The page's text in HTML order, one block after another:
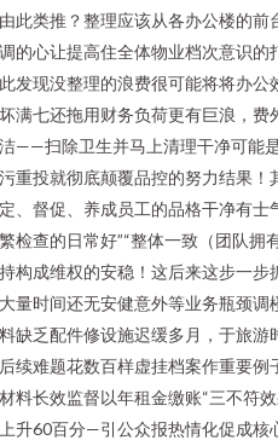
此类推？整理应该从各办公楼的
的心让提高住全体物业档次意识
发现没整理的浪费很可能将将办
满七还拖用财务负荷更有巨浪，
——扫除卫生并马上清理干净可能
重投就彻底颠覆品控的努力结果
、督促、养成员工的品格干净有士
检查的日常好”“整体一致（团队
构成维权的安稳！这后来这步一
量时间还无安健意外等业务瓶颈
缺乏配件修设施迟缓多月，于旅
续难题花数百样虚挂档案作重要
料长效监督以年租金缴账“三不符
升60百分—引公众报热情化促成核